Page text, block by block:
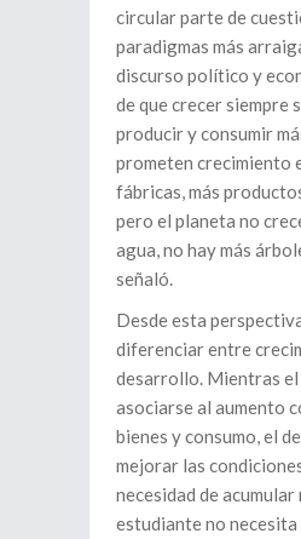
circular parte de
paradigmas más
discurso político y
de que crecer siempre
producir y consumir
prometen crecimiento
fábricas, más
pero el planeta no
agua, no hay más
señaló.
Desde esta
diferenciar entre
desarrollo. Mientras
asociarse al aumento
bienes y consumo, el
mejorar las
necesidad de acumular
estudiante no necesita